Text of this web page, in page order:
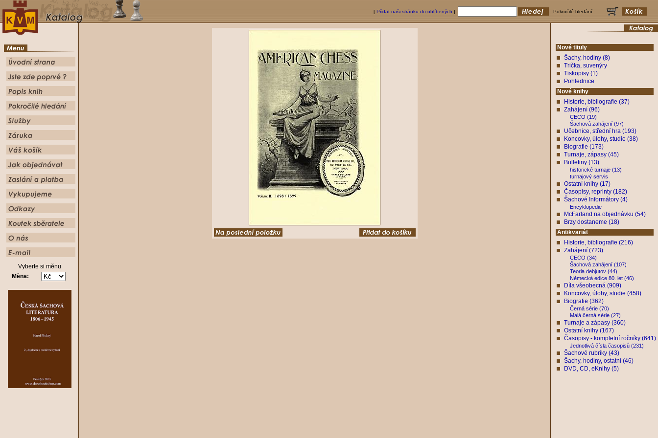
[ Přidat naši stránku do oblíbených ] Pokročilé hledání
Vyberte si měnu
Měna:
Nové tituly
Šachy, hodiny (8)
Trička, suvenýry
Tiskopisy (1)
Pohlednice
Nové knihy
Historie, bibliografie (37)
Zahájení (96)
CECO (19)
Šachová zahájení (97)
Učebnice, střední hra (193)
Koncovky, úlohy, studie (38)
Biografie (173)
Turnaje, zápasy (45)
Bulletiny (13)
historické turnaje (13)
turnajový servis
Ostatní knihy (17)
Časopisy, reprinty (182)
Šachové Informátory (4)
Encyklopedie
McFarland na objednávku (54)
Brzy dostaneme (18)
Antikvariát
Historie, bibliografie (216)
Zahájení (723)
CECO (34)
Šachová zahájení (107)
Teoria debjutov (44)
Německá edice 80. let (46)
Díla všeobecná (909)
Koncovky, úlohy, studie (458)
Biografie (362)
Černá série (70)
Malá černá série (27)
Turnaje a zápasy (360)
Ostatní knihy (167)
Časopisy - kompletní ročníky (641)
Jednotlivá čísla časopisů (231)
Šachové rubriky (43)
Šachy, hodiny, ostatní (46)
DVD, CD, eKnihy (5)